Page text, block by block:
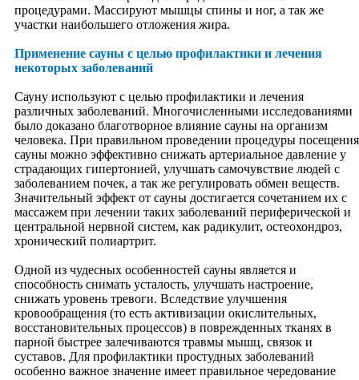
Спорт
Спортсменам
Начинающим
Чемпионам
Врачам
Тренерам
Адаптация
Подготовка
Психологическая
Физиологическая
Астробиоритмология
Соревнования
Реабилитация
Галерея славы
Мероприятия
Для всех и каждого
Наука
Исследования
Древние науки
Астрология
Что такое астрология?
Виды астрологии
Основы Астрологии
процедурами. Массируют мышцы спины и ног, а так же
участки наибольшего отложения жира.
Применение сауны с целью профилактики и лечения
некоторых заболеваний
Сауну используют с целью профилактики и лечения
различных заболеваний. Многочисленными исследованиями
было доказано благотворное влияние сауны на организм
человека. При правильном проведении процедуры посещения
сауны можно эффективно снижать артериальное давление у
страдающих гипертонией, улучшать самочувствие людей с
заболеванием почек, а так же регулировать обмен веществ.
Значительный эффект от сауны достигается сочетанием их с
массажем при лечении таких заболеваний периферической и
центральной нервной систем, как радикулит, остеохондроз,
хронический полиартрит.
Одной из чудесных особенностей сауны является и
способность снимать усталость, улучшать настроение,
снижать уровень тревоги. Вследствие улучшения
кровообращения (то есть активизации окислительных,
восстановительных процессов) в поврежденных тканях в
парной быстрее залечиваются травмы мышц, связок и
суставов. Для профилактики простудных заболеваний
особенно важное значение имеет правильное чередование